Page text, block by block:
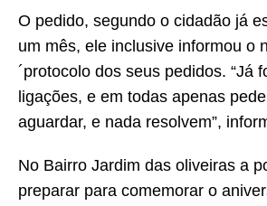
O pedido, segundo o cidadão já
um mês, ele inclusive informou o
´protocolo dos seus pedidos. “Já
ligações, e em todas apenas
aguardar, e nada resolvem”,
No Bairro Jardim das oliveiras a
preparar para comemorar o